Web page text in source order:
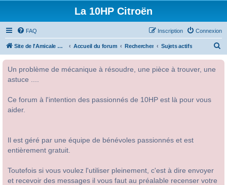
La 10HP Citroën
FAQ Connexion
Inscription
Site de l'Amicale Citroën 10HP Accueil du forum Rechercher Sujets actifs
Un problème de mécanique à résoudre, une pièce à trouver, une
astuce ....
Ce forum à l'intention des passionnés de 10HP est là pour vous
aider.
Il est géré par une équipe de bénévoles passionnés et est
entièrement gratuit.
Toutefois si vous voulez l'utiliser pleinement, c'est à dire envoyer
et recevoir des messages il vous faut au préalable recenser votre